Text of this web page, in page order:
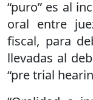
“puro” es al
oral entre
fiscal, para
llevadas al
“pre trial